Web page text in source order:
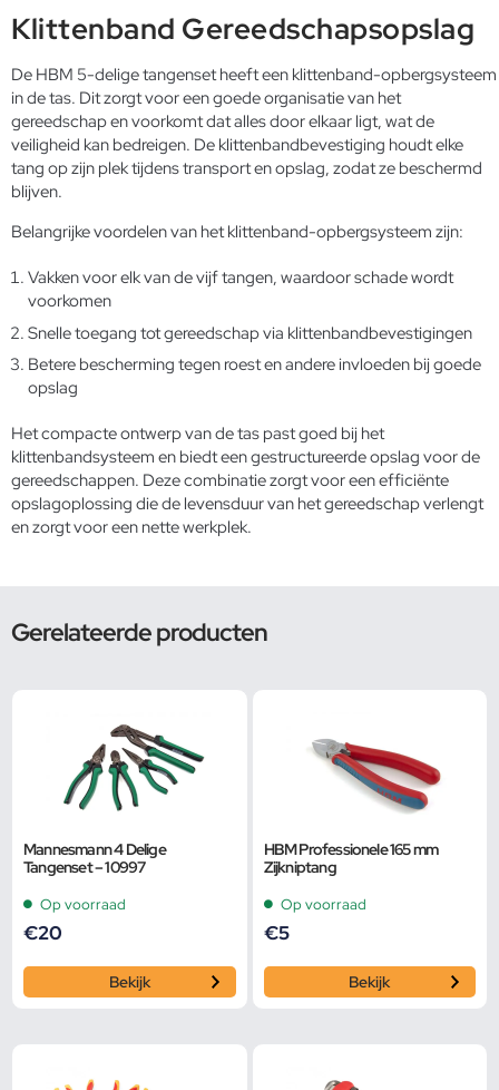
Klittenband Gereedschapsopslag
De HBM 5-delige tangenset heeft een klittenband-opbergsysteem
in de tas. Dit zorgt voor een goede organisatie van het
gereedschap en voorkomt dat alles door elkaar ligt, wat de
veiligheid kan bedreigen. De klittenbandbevestiging houdt elke
tang op zijn plek tijdens transport en opslag, zodat ze beschermd
blijven.
Belangrijke voordelen van het klittenband-opbergsysteem zijn:
Vakken voor elk van de vijf tangen, waardoor schade wordt
voorkomen
Snelle toegang tot gereedschap via klittenbandbevestigingen
Betere bescherming tegen roest en andere invloeden bij goede
opslag
Het compacte ontwerp van de tas past goed bij het
klittenbandsysteem en biedt een gestructureerde opslag voor de
gereedschappen. Deze combinatie zorgt voor een efficiënte
opslagoplossing die de levensduur van het gereedschap verlengt
en zorgt voor een nette werkplek.
Gerelateerde producten
Mannesmann 4 Delige
Tangenset – 10997
Op voorraad
€20
Bekijk
HBM Professionele 165 mm
Zijkniptang
Op voorraad
€5
Bekijk